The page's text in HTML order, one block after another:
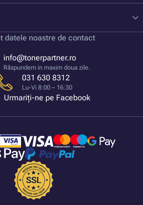
datele noastre de contact
info@tonerpartner.ro
Răspundem in maxim doua zile.
031 630 8312
Lu-Vi 8:00 – 16:30
Urmariți-ne pe Facebook